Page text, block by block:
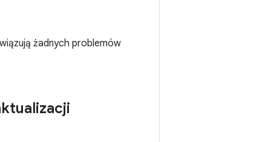
żadnych problemów